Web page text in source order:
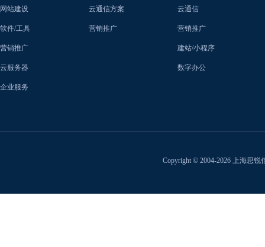
网站建设
软件/工具
营销推广
云服务器
企业服务
云通信方案
营销推广
云通信
营销推广
建站/小程序
数字办公
Copyright © 2004-2026 上海思